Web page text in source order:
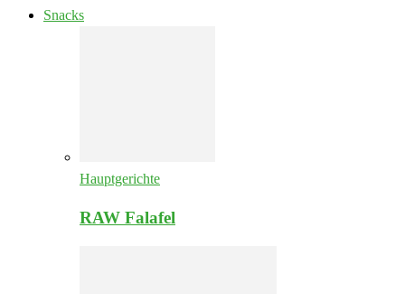
Snacks
Hauptgerichte
RAW Falafel